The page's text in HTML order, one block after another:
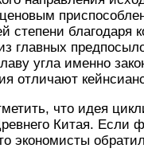
степени благодаря
главных
угла именно
отличают
что идея
Китая. Если
экономисты